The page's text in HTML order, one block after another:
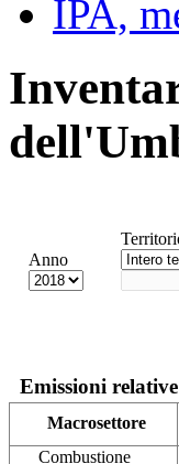
IPA,
Anno
Emissioni
Macrosettore
Combustione